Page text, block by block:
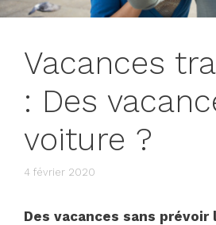
Vacances
: Des
voiture ?
4 février 2020
Des vacances sans prévoir